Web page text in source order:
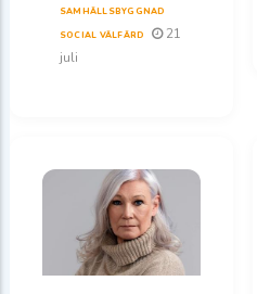
SAMHÄLLSBYGGNAD
SOCIAL VÄLFÄRD
21
juli